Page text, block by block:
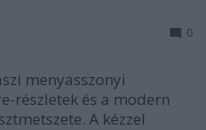
0
menyasszonyi
részletek és a modern
A kézzel